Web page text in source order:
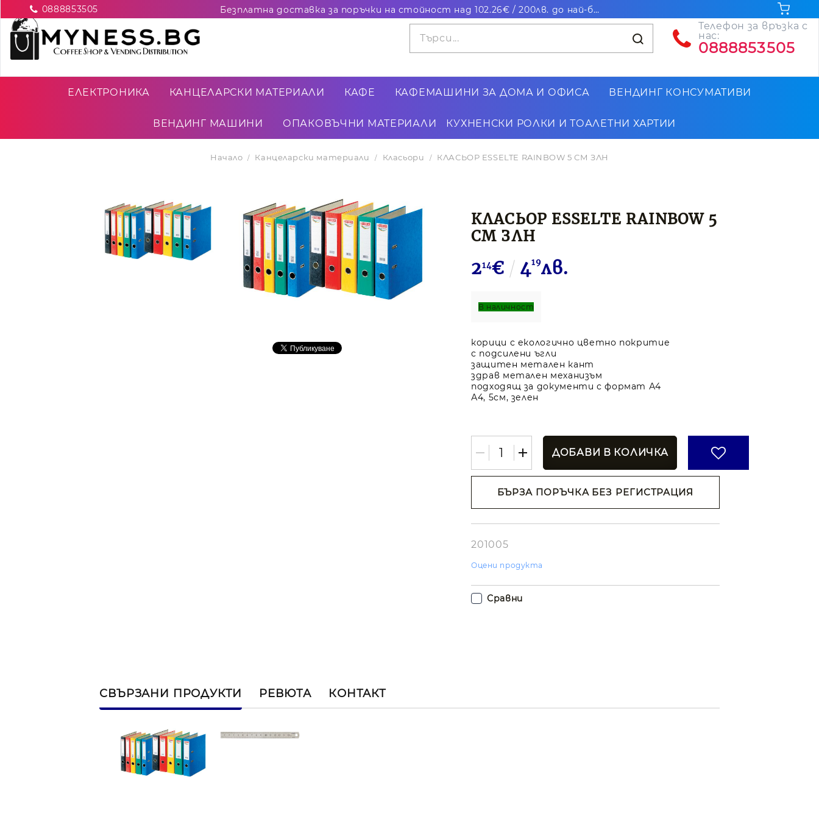
0888853505 Безплатна доставка за поръчки на стойност над 102.26€ / 200лв. до най-близкия до Вас офис на Еконт
Телефон за връзка с
нас:
0888853505
ЕЛЕКТРОНИКА КАНЦЕЛАРСКИ МАТЕРИАЛИ КАФЕ КАФЕМАШИНИ ЗА ДОМА И ОФИСА ВЕНДИНГ КОНСУМАТИВИ
ВЕНДИНГ МАШИНИ ОПАКОВЪЧНИ МАТЕРИАЛИ КУХНЕНСКИ РОЛКИ И ТОАЛЕТНИ ХАРТИИ
Начало Канцеларски материали Класьори КЛАСЬОР ESSELTE RAINBOW 5 СМ ЗЛН
КЛАСЬОР ESSELTE RAINBOW 5
СМ ЗЛН
214€ 419лв.
В наличност
корици с екологично цветно покритие
с подсилени ъгли
защитен метален кант
здрав метален механизъм
подходящ за документи с формат А4
А4, 5см, зелен
БЪРЗА ПОРЪЧКА БЕЗ РЕГИСТРАЦИЯ
лични данни
работния ден.
201005
Оцени продукта
Сравни
СВЪРЗАНИ ПРОДУКТИ РЕВЮТА КОНТАКТ